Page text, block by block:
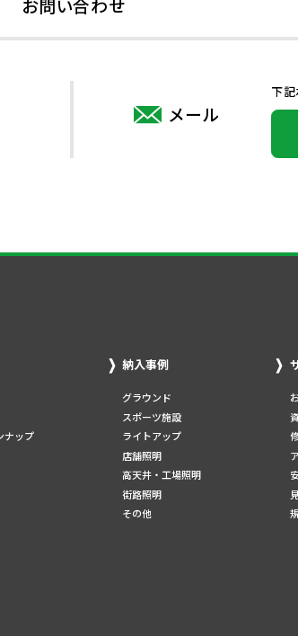
お問い合わせ
メール
下記
ナップ
納入事例
グラウンド
スポーツ施設
ライトアップ
店舗照明
高天井・工場照明
街路照明
その他